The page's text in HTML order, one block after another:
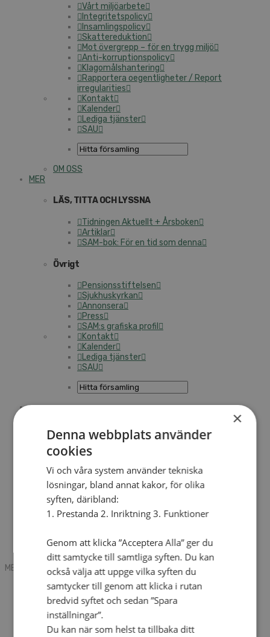
Vårt miljöarbete
Integritetspolicy
Insamlingspolicy
Skattereduktion
Mot övergrepp – för en trygg miljö
Anti-korruptionspolicy
Klagomålshantering
Rapportera oegentligheter / Report
irregularities
Kontakt
Kalender
Lediga tjänster
SAU
OM OSS
MER
LÄS, TITTA OCH LYSSNA
Tidningen Aktuellt + Årsboken
Artiklar
SAM-bok: För en tid som denna
Övrigt
Pensionsstiftelsen
Sjukhuskyrkan
Annonsera
Press
SAM:s grafiska profil
Kontakt
Kalender
Lediga tjänster
SAU
Mobile box
Kontakt
Tidning
Annonsera
Hitta församling
Press
SAU
Lediga tjänster
Sommargårdar
MENU
MENU
Search mobile
English
Hej! Vad söker du?
Kontakt
Kalender
×
Denna webbplats använder
cookies
Vi och våra system använder tekniska
lösningar, bland annat kakor, för olika
syften, däribland:
1. Prestanda 2. Inriktning 3. Funktioner
Genom att klicka ”Acceptera Alla” ger du
ditt samtycke till samtliga syften. Du kan
också välja att uppge vilka syften du
samtycker till genom att klicka i rutan
bredvid syftet och sedan ”Spara
inställningar”.
Du kan när som helst ta tillbaka ditt